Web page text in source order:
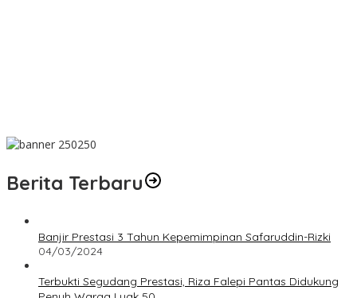
Berita Terbaru
Banjir Prestasi 3 Tahun Kepemimpinan Safaruddin-Rizki
04/03/2024
Terbukti Segudang Prestasi, Riza Falepi Pantas Didukung